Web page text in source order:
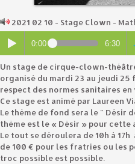
2021 02 10 - Stage Clown -
0:00 6:30
Un stage de cirque-clown-
organisé du mardi 23 au jeudi
respect des normes sanitaires en
Ce stage est animé par Laureen
Le thème de fond sera le " Désir
thème est le « Désir » pour cette
Le tout se déroulera de 10h à
de 100 € pour les fratries ou les
troc possible est possible.